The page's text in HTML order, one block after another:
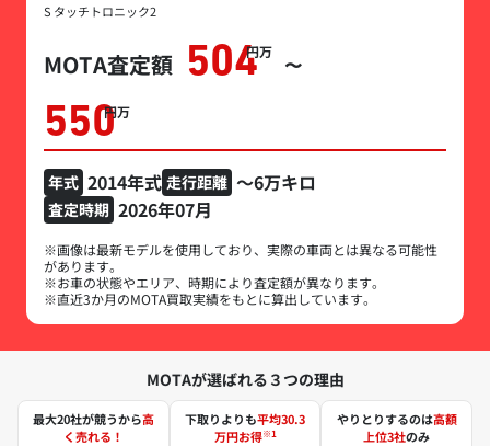
S タッチトロニック2
MOTA査定額 504万円
〜
550万円
年式 2014年式 走行距離 ～6万キロ
査定時期 2026年07月
※画像は最新モデルを使用しており、実際の車両とは異なる可能性
があります。
※お車の状態やエリア、時期により査定額が異なります。
※直近3か月のMOTA買取実績をもとに算出しています。
MOTAが選ばれる３つの理由
最大20社が競うから高
く売れる！
下取りよりも平均30.3
万円お得※1
やりとりするのは高額
上位3社のみ